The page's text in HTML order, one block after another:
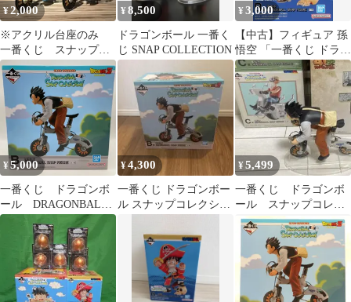
¥2,000
※アクリル台座のみ
一番くじ スナップコ
レクション 孫悟空
孫悟飯 台座セット
¥8,500
ドラゴンボール 一番く
じ SNAP COLLECTION
¥3,000
【中古】フィギュア 孫
悟空 「一番くじ ドラゴ
ンボール
DRAGONBALL SNAP
COLLECTION2」 B賞
DRAGONBALL SNAP
FIGURE
¥5,000
一番くじ ドラゴンボ
ール DRAGONBALL
SNAPCOLLECTION B
賞 孫悟飯
DRAGONBALL SNAP
FIGURE フィギュ
ア バンダイ バンダ
イナムコ （ME28-
¥4,300
一番くじ ドラゴンボー
ル スナップコレクショ
¥5,499
一番くじ ドラゴンボ
ール スナップコレク
ション Ｂ賞孫悟飯
C賞亀仙人